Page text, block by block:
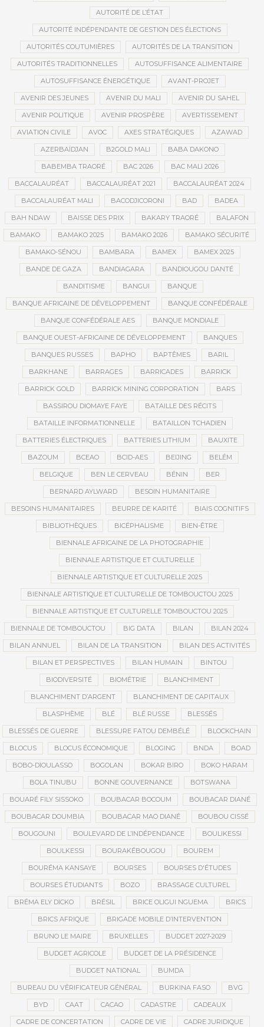
AUTORITÉ DE L’ÉTAT
AUTORITÉ INDÉPENDANTE DE GESTION DES ÉLECTIONS
AUTORITÉS COUTUMIÈRES AUTORITÉS DE LA TRANSITION
AUTORITÉS TRADITIONNELLES AUTOSUFFISANCE ALIMENTAIRE
AUTOSUFFISANCE ÉNERGÉTIQUE AVANT-PROJET
AVENIR DES JEUNES AVENIR DU MALI AVENIR DU SAHEL
AVENIR POLITIQUE AVENIR PROSPÈRE AVERTISSEMENT
AVIATION CIVILE AVOC AXES STRATÉGIQUES AZAWAD
AZERBAÏDJAN B2GOLD MALI BABA DAKONO
BABEMBA TRAORÉ BAC 2026 BAC MALI 2026
BACCALAURÉAT BACCALAURÉAT 2021 BACCALAURÉAT 2024
BACCALAURÉAT MALI BACODJICORONI BAD BADEA
BAH NDAW BAISSE DES PRIX BAKARY TRAORÉ BALAFON
BAMAKO BAMAKO 2025 BAMAKO 2026 BAMAKO SÉCURITÉ
BAMAKO-SÉNOU BAMBARA BAMEX BAMEX 2025
BANDE DE GAZA BANDIAGARA BANDIOUGOU DANTÉ
BANDITISME BANGUI BANQUE
BANQUE AFRICAINE DE DÉVELOPPEMENT BANQUE CONFÉDÉRALE
BANQUE CONFÉDÉRALE AES BANQUE MONDIALE
BANQUE OUEST-AFRICAINE DE DÉVELOPPEMENT BANQUES
BANQUES RUSSES BAPHO BAPTÊMES BARIL
BARKHANE BARRAGES BARRICADES BARRICK
BARRICK GOLD BARRICK MINING CORPORATION BARS
BASSIROU DIOMAYE FAYE BATAILLE DES RÉCITS
BATAILLE INFORMATIONNELLE BATAILLON TCHADIEN
BATTERIES ÉLECTRIQUES BATTERIES LITHIUM BAUXITE
BAZOUM BCEAO BCID-AES BEIJING BELÉM
BELGIQUE BEN LE CERVEAU BÉNIN BER
BERNARD AYLWARD BESOIN HUMANITAIRE
BESOINS HUMANITAIRES BEURRE DE KARITÉ BIAIS COGNITIFS
BIBLIOTHÈQUES BICÉPHALISME BIEN-ÊTRE
BIENNALE AFRICAINE DE LA PHOTOGRAPHIE
BIENNALE ARTISTIQUE ET CULTURELLE
BIENNALE ARTISTIQUE ET CULTURELLE 2025
BIENNALE ARTISTIQUE ET CULTURELLE DE TOMBOUCTOU 2025
BIENNALE ARTISTIQUE ET CULTURELLE TOMBOUCTOU 2025
BIENNALE DE TOMBOUCTOU BIG DATA BILAN BILAN 2024
BILAN ANNUEL BILAN DE LA TRANSITION BILAN DES ACTIVITÉS
BILAN ET PERSPECTIVES BILAN HUMAIN BINTOU
BIODIVERSITÉ BIOMÉTRIE BLANCHIMENT
BLANCHIMENT D’ARGENT BLANCHIMENT DE CAPITAUX
BLASPHÈME BLÉ BLÉ RUSSE BLESSÉS
BLESSÉS DE GUERRE BLESSURE FATOU DEMBÉLÉ BLOCKCHAIN
BLOCUS BLOCUS ÉCONOMIQUE BLOGING BNDA BOAD
BOBO-DIOULASSO BOGOLAN BOKAR BIRO BOKO HARAM
BOLA TINUBU BONNE GOUVERNANCE BOTSWANA
BOUARÉ FILY SISSOKO BOUBACAR BOCOUM BOUBACAR DIANÉ
BOUBACAR DOUMBIA BOUBACAR MAO DIANÉ BOUBOU CISSÉ
BOUGOUNI BOULEVARD DE L’INDÉPENDANCE BOULIKESSI
BOULKESSI BOURAKÉBOUGOU BOUREM
BOURÉMA KANSAYE BOURSES BOURSES D'ÉTUDES
BOURSES ÉTUDIANTS BOZO BRASSAGE CULTUREL
BRÉMA ELY DICKO BRÉSIL BRICE OLIGUI NGUEMA BRICS
BRICS AFRIQUE BRIGADE MOBILE D’INTERVENTION
BRUNO LE MAIRE BRUXELLES BUDGET 2027-2029
BUDGET AGRICOLE BUDGET DE LA PRÉSIDENCE
BUDGET NATIONAL BUMDA
BUREAU DU VÉRIFICATEUR GÉNÉRAL BURKINA FASO BVG
BYD CAAT CACAO CADASTRE CADEAUX
CADRE DE CONCERTATION CADRE DE VIE CADRE JURIDIQUE